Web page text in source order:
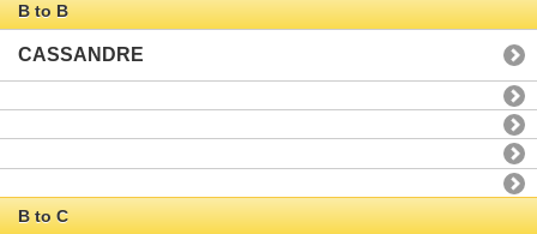
B to B
CASSANDRE
B to C